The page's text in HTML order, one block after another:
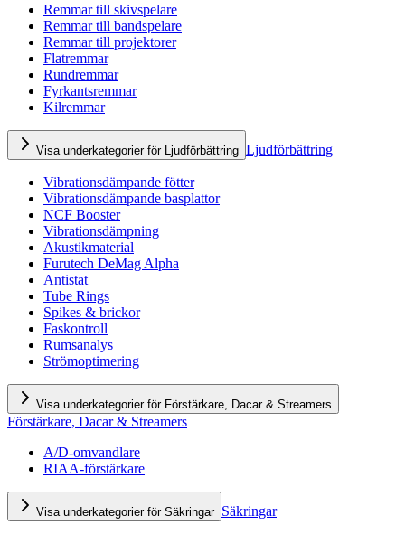
Remmar till skivspelare
Remmar till bandspelare
Remmar till projektorer
Flatremmar
Rundremmar
Fyrkantsremmar
Kilremmar
Visa underkategorier för Ljudförbättring Ljudförbättring
Vibrationsdämpande fötter
Vibrationsdämpande basplattor
NCF Booster
Vibrationsdämpning
Akustikmaterial
Furutech DeMag Alpha
Antistat
Tube Rings
Spikes & brickor
Faskontroll
Rumsanalys
Strömoptimering
Visa underkategorier för Förstärkare, Dacar & Streamers
Förstärkare, Dacar & Streamers
A/D-omvandlare
RIAA-förstärkare
Visa underkategorier för Säkringar Säkringar